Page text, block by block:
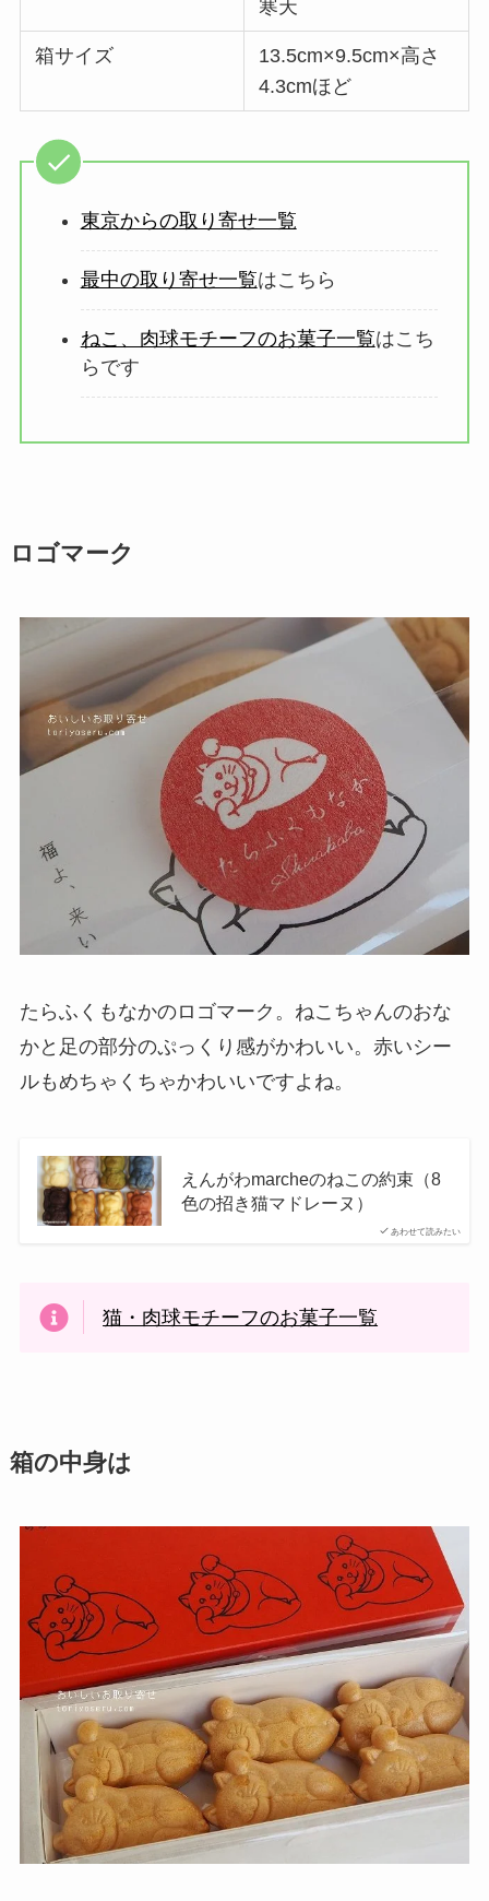
寒天
箱サイズ
13.5cm×9.5cm×高さ
4.3cmほど
東京からの取り寄せ一覧
最中の取り寄せ一覧はこちら
ねこ、肉球モチーフのお菓子一覧はこち
らです
ロゴマーク
たらふくもなかのロゴマーク。ねこちゃんのおな
かと足の部分のぷっくり感がかわいい。赤いシー
ルもめちゃくちゃかわいいですよね。
あわせて読みたい
えんがわmarcheのねこの約束（8
色の招き猫マドレーヌ）
猫・肉球モチーフのお菓子一覧
箱の中身は